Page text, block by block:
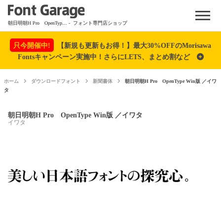
Menu
- フォント専門店ショップ
只今開催中!
【新規も更新もお得！】最大30%OFFのMorisawa
Fontsキャンペーン実施中！さらにLETS、まとめ割など
ホーム ダウンロードフォント 新聞書体
朝日明朝H Pro OpenType Win版 ／イワ
タ
朝日明朝H Pro OpenType Win版 ／イワタ
イワタ